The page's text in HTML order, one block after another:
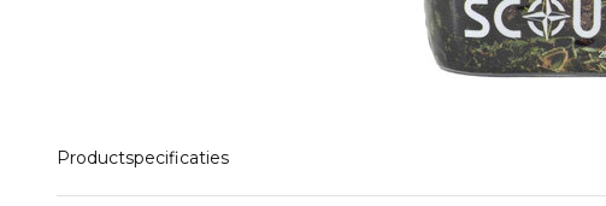
Productspecificaties